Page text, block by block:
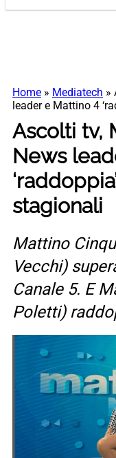
Home » Mediatech »
leader e Mattino 4
Ascolti tv,
News
stagionali
Mattino
Vecchi)
Canale 5. E
Poletti)